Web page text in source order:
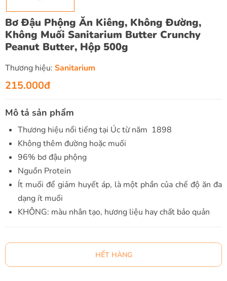
Bơ Đậu Phộng Ăn Kiêng, Không Đường,
Không Muối Sanitarium Butter Crunchy
Peanut Butter, Hộp 500g
Thương hiệu: Sanitarium
215.000đ
Mô tả sản phẩm
Thương hiệu nổi tiếng tại Úc từ năm 1898
Không thêm đường hoặc muối
96% bơ đậu phộng
Nguồn Protein
Ít muối để giảm huyết áp, là một phần của chế độ ăn đa
dạng ít muối
KHÔNG: màu nhân tạo, hương liệu hay chất bảo quản
HẾT HÀNG